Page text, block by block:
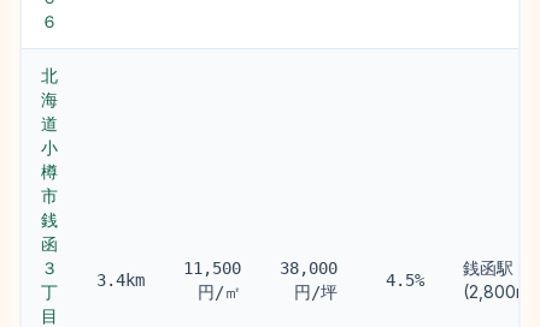
６
北
海
道
小
樽
市
銭
函
３
丁
目
3.4km
11,500
円/㎡
38,000
円/坪
4.5%
銭函駅
(2,800m)